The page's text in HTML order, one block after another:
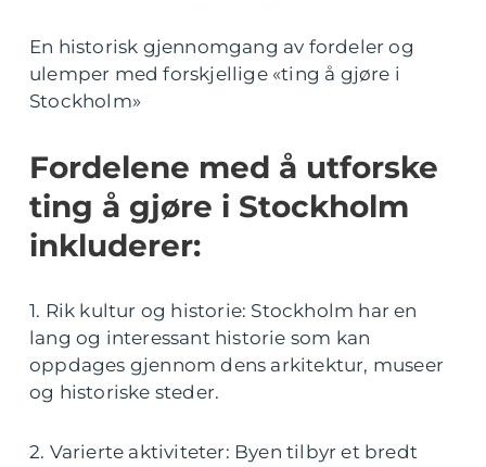
En historisk gjennomgang av fordeler og
ulemper med forskjellige «ting å gjøre i
Stockholm»
Fordelene med å utforske
ting å gjøre i Stockholm
inkluderer:
1. Rik kultur og historie: Stockholm har en
lang og interessant historie som kan
oppdages gjennom dens arkitektur, museer
og historiske steder.
2. Varierte aktiviteter: Byen tilbyr et bredt